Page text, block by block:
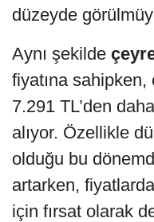
düzeyde
Aynı şekilde
fiyatına sahipken,
7.291 TL’den
alıyor. Özellikle
olduğu bu
artarken,
için fırsat olarak